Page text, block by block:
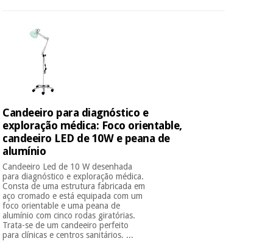
Candeeiro para diagnóstico e
exploração médica: Foco orientable,
candeeiro LED de 10W e peana de
alumínio
Candeeiro Led de 10 W desenhada
para diagnóstico e exploração médica.
Consta de uma estrutura fabricada em
aço cromado e está equipada com um
foco orientable e uma peana de
alumínio com cinco rodas giratórias.
Trata-se de um candeeiro perfeito
para clínicas e centros sanitários. ...